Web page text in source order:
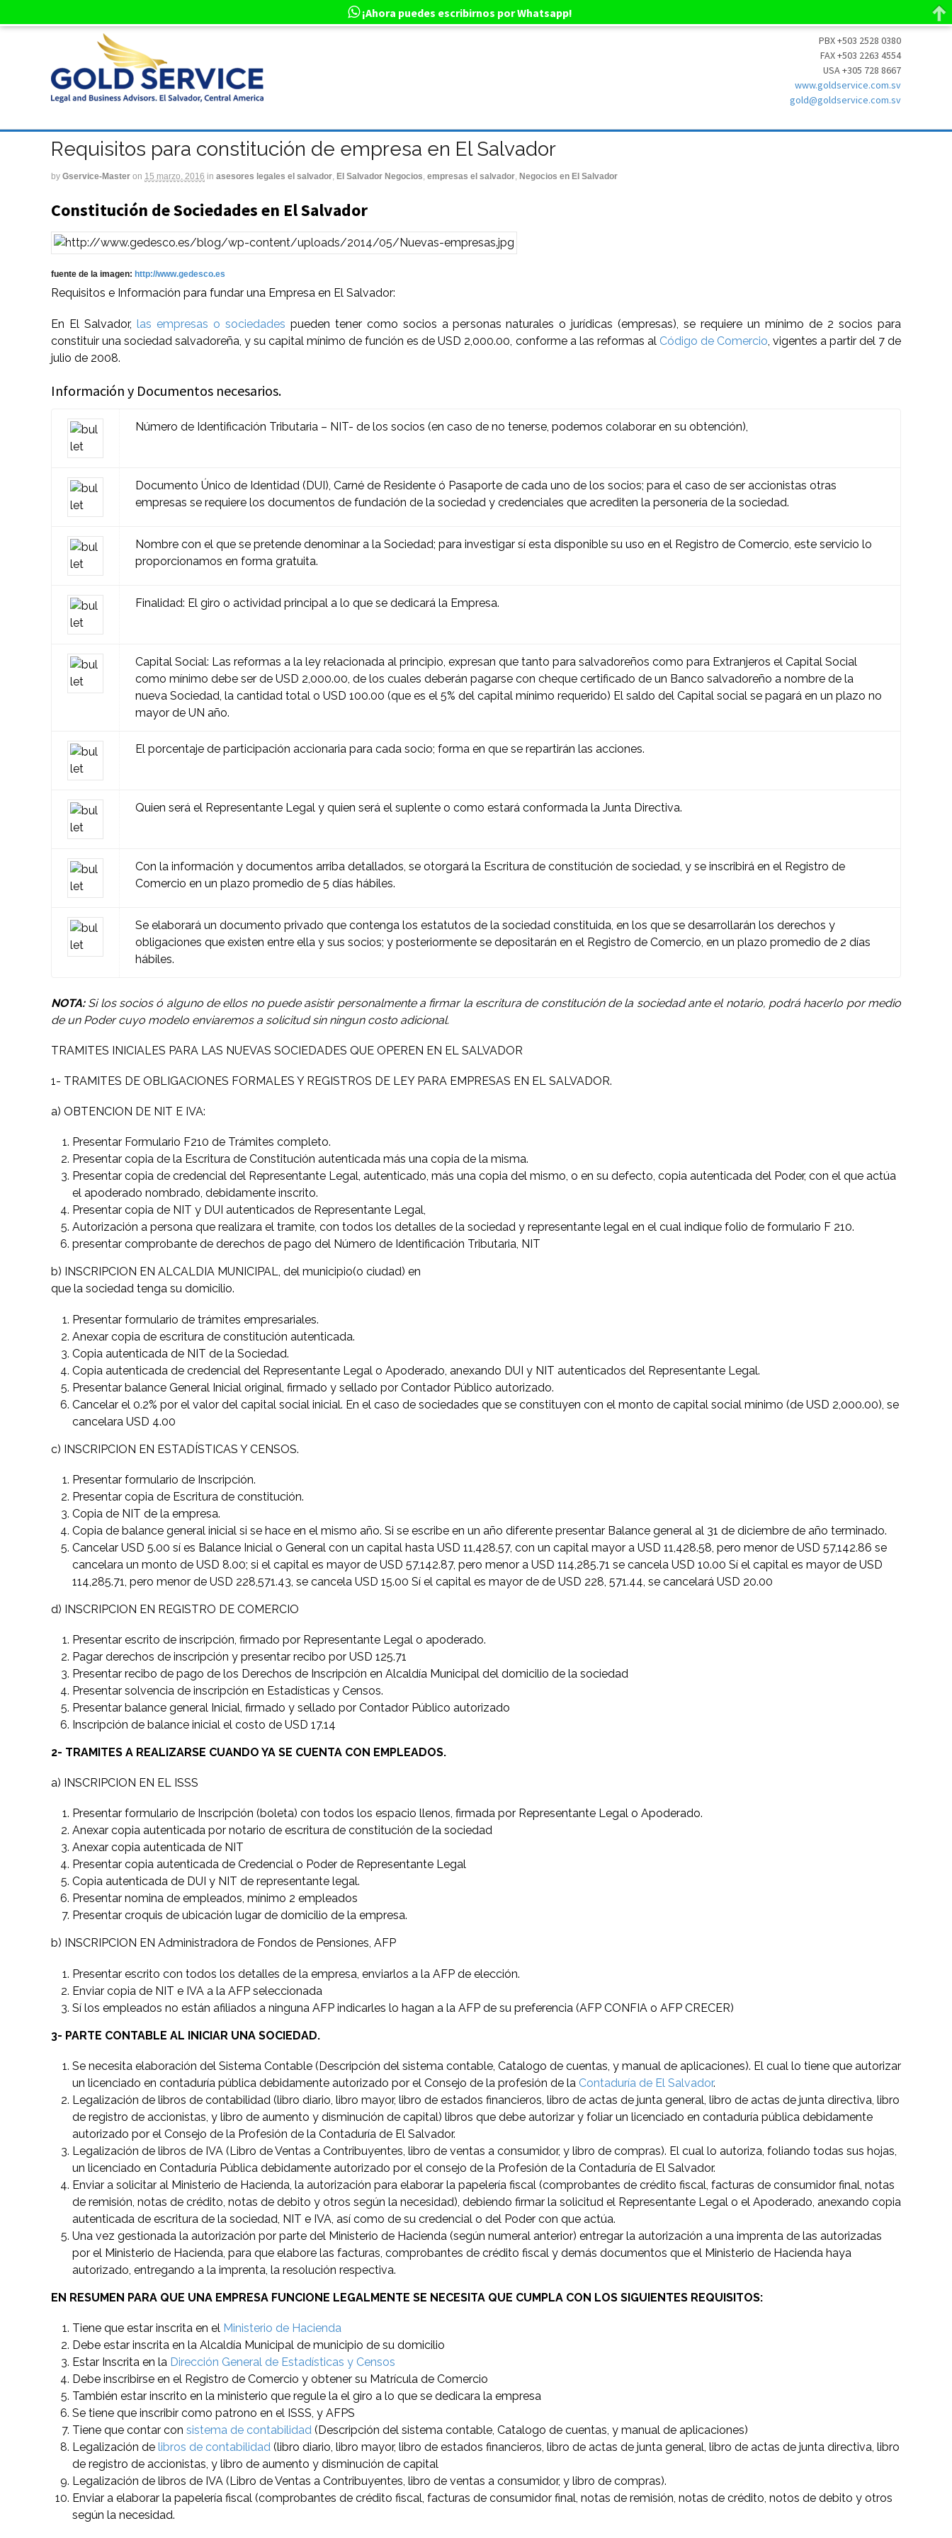
PBX +503 2528 0380
FAX +503 2263 4554
USA +305 728 8667
www.goldservice.com.sv
gold@goldservice.com.sv
Requisitos para constitución de empresa en El Salvador
by Gservice-Master on 15 marzo, 2016 in asesores legales el salvador El Salvador Negocios empresas el salvador Negocios en El Salvador
Constitución de Sociedades en El Salvador
fuente de la imagen: http://www.gedesco.es
Requisitos e Información para fundar una Empresa en El Salvador:
En El Salvador, las empresas o sociedades pueden tener como socios a personas naturales o jurídicas (empresas), se requiere un mínimo de 2 socios para
constituir una sociedad salvadoreña, y su capital mínimo de función es de USD 2,000.00, conforme a las reformas al Código de Comercio , vigentes a partir del 7 de
julio de 2008.
Información y Documentos necesarios.
Número de Identificación Tributaria – NIT- de los socios (en caso de no tenerse, podemos colaborar en su obtención),
Documento Único de Identidad (DUI), Carné de Residente ó Pasaporte de cada uno de los socios; para el caso de ser accionistas otras
empresas se requiere los documentos de fundación de la sociedad y credenciales que acrediten la personería de la sociedad.
Nombre con el que se pretende denominar a la Sociedad; para investigar sí esta disponible su uso en el Registro de Comercio, este servicio lo
proporcionamos en forma gratuita.
Finalidad: El giro o actividad principal a lo que se dedicará la Empresa.
Capital Social: Las reformas a la ley relacionada al principio, expresan que tanto para salvadoreños como para Extranjeros el Capital Social
como mínimo debe ser de USD 2,000.00, de los cuales deberán pagarse con cheque certificado de un Banco salvadoreño a nombre de la
nueva Sociedad, la cantidad total o USD 100.00 (que es el 5% del capital mínimo requerido) El saldo del Capital social se pagará en un plazo no
mayor de UN año.
El porcentaje de participación accionaria para cada socio; forma en que se repartirán las acciones.
Quien será el Representante Legal y quien será el suplente o como estará conformada la Junta Directiva.
Con la información y documentos arriba detallados, se otorgará la Escritura de constitución de sociedad, y se inscribirá en el Registro de
Comercio en un plazo promedio de 5 días hábiles.
Se elaborará un documento privado que contenga los estatutos de la sociedad constituida, en los que se desarrollarán los derechos y
obligaciones que existen entre ella y sus socios; y posteriormente se depositarán en el Registro de Comercio, en un plazo promedio de 2 días
hábiles.
NOTA: Si los socios ó alguno de ellos no puede asistir personalmente a firmar la escritura de constitución de la sociedad ante el notario, podrá hacerlo por medio
de un Poder cuyo modelo enviaremos a solicitud sin ningun costo adicional.
TRAMITES INICIALES PARA LAS NUEVAS SOCIEDADES QUE OPEREN EN EL SALVADOR
1- TRAMITES DE OBLIGACIONES FORMALES Y REGISTROS DE LEY PARA EMPRESAS EN EL SALVADOR.
a) OBTENCION DE NIT E IVA:
Presentar Formulario F210 de Trámites completo.
Presentar copia de la Escritura de Constitución autenticada más una copia de la misma.
Presentar copia de credencial del Representante Legal, autenticado, más una copia del mismo, o en su defecto, copia autenticada del Poder, con el que actúa
el apoderado nombrado, debidamente inscrito.
Presentar copia de NIT y DUI autenticados de Representante Legal,
Autorización a persona que realizara el tramite, con todos los detalles de la sociedad y representante legal en el cual indique folio de formulario F 210.
presentar comprobante de derechos de pago del Número de Identificación Tributaria, NIT
b) INSCRIPCION EN ALCALDIA MUNICIPAL, del municipio(o ciudad) en
que la sociedad tenga su domicilio.
Presentar formulario de trámites empresariales.
Anexar copia de escritura de constitución autenticada.
Copia autenticada de NIT de la Sociedad.
Copia autenticada de credencial del Representante Legal o Apoderado, anexando DUI y NIT autenticados del Representante Legal.
Presentar balance General Inicial original, firmado y sellado por Contador Público autorizado.
Cancelar el 0.2% por el valor del capital social inicial. En el caso de sociedades que se constituyen con el monto de capital social mínimo (de USD 2,000.00), se
cancelara USD 4.00
c) INSCRIPCION EN ESTADÍSTICAS Y CENSOS.
Presentar formulario de Inscripción.
Presentar copia de Escritura de constitución.
Copia de NIT de la empresa.
Copia de balance general inicial si se hace en el mismo año. Si se escribe en un año diferente presentar Balance general al 31 de diciembre de año terminado.
Cancelar USD 5.00 sí es Balance Inicial o General con un capital hasta USD 11,428.57, con un capital mayor a USD 11,428.58, pero menor de USD 57,142.86 se
cancelara un monto de USD 8.00; si el capital es mayor de USD 57,142.87, pero menor a USD 114,285.71 se cancela USD 10.00 Sí el capital es mayor de USD
114,285.71, pero menor de USD 228,571.43, se cancela USD 15.00 Sí el capital es mayor de de USD 228, 571.44, se cancelará USD 20.00
d) INSCRIPCION EN REGISTRO DE COMERCIO
Presentar escrito de inscripción, firmado por Representante Legal o apoderado.
Pagar derechos de inscripción y presentar recibo por USD 125.71
Presentar recibo de pago de los Derechos de Inscripción en Alcaldía Municipal del domicilio de la sociedad
Presentar solvencia de inscripción en Estadísticas y Censos.
Presentar balance general Inicial, firmado y sellado por Contador Público autorizado
Inscripción de balance inicial el costo de USD 17.14
2- TRAMITES A REALIZARSE CUANDO YA SE CUENTA CON EMPLEADOS.
a) INSCRIPCION EN EL ISSS
Presentar formulario de Inscripción (boleta) con todos los espacio llenos, firmada por Representante Legal o Apoderado.
Anexar copia autenticada por notario de escritura de constitución de la sociedad
Anexar copia autenticada de NIT
Presentar copia autenticada de Credencial o Poder de Representante Legal
Copia autenticada de DUI y NIT de representante legal.
Presentar nomina de empleados, mínimo 2 empleados
Presentar croquis de ubicación lugar de domicilio de la empresa.
b) INSCRIPCION EN Administradora de Fondos de Pensiones, AFP
Presentar escrito con todos los detalles de la empresa, enviarlos a la AFP de elección.
Enviar copia de NIT e IVA a la AFP seleccionada
Sí los empleados no están afiliados a ninguna AFP indicarles lo hagan a la AFP de su preferencia (AFP CONFIA o AFP CRECER)
3- PARTE CONTABLE AL INICIAR UNA SOCIEDAD.
Se necesita elaboración del Sistema Contable (Descripción del sistema contable, Catalogo de cuentas, y manual de aplicaciones). El cual lo tiene que autorizar
un licenciado en contaduría pública debidamente autorizado por el Consejo de la profesión de la Contaduría de El Salvador.
Legalización de libros de contabilidad (libro diario, libro mayor, libro de estados financieros, libro de actas de junta general, libro de actas de junta directiva, libro
de registro de accionistas, y libro de aumento y disminución de capital) libros que debe autorizar y foliar un licenciado en contaduría pública debidamente
autorizado por el Consejo de la Profesión de la Contaduría de El Salvador.
Legalización de libros de IVA (Libro de Ventas a Contribuyentes, libro de ventas a consumidor, y libro de compras). El cual lo autoriza, foliando todas sus hojas,
un licenciado en Contaduría Pública debidamente autorizado por el consejo de la Profesión de la Contaduría de El Salvador.
Enviar a solicitar al Ministerio de Hacienda, la autorización para elaborar la papelería fiscal (comprobantes de crédito fiscal, facturas de consumidor final, notas
de remisión, notas de crédito, notas de debito y otros según la necesidad), debiendo firmar la solicitud el Representante Legal o el Apoderado, anexando copia
autenticada de escritura de la sociedad, NIT e IVA, así como de su credencial o del Poder con que actúa.
Una vez gestionada la autorización por parte del Ministerio de Hacienda (según numeral anterior) entregar la autorización a una imprenta de las autorizadas
por el Ministerio de Hacienda, para que elabore las facturas, comprobantes de crédito fiscal y demás documentos que el Ministerio de Hacienda haya
autorizado, entregando a la imprenta, la resolución respectiva.
EN RESUMEN PARA QUE UNA EMPRESA FUNCIONE LEGALMENTE SE NECESITA QUE CUMPLA CON LOS SIGUIENTES REQUISITOS:
Tiene que estar inscrita en el Ministerio de Hacienda
Debe estar inscrita en la Alcaldía Municipal de municipio de su domicilio
Estar Inscrita en la Dirección General de Estadísticas y Censos
Debe inscribirse en el Registro de Comercio y obtener su Matrícula de Comercio
También estar inscrito en la ministerio que regule la el giro a lo que se dedicara la empresa
Se tiene que inscribir como patrono en el ISSS, y AFPS
Tiene que contar con sistema de contabilidad (Descripción del sistema contable, Catalogo de cuentas, y manual de aplicaciones)
Legalización de libros de contabilidad (libro diario, libro mayor, libro de estados financieros, libro de actas de junta general, libro de actas de junta directiva, libro
de registro de accionistas, y libro de aumento y disminución de capital
Legalización de libros de IVA (Libro de Ventas a Contribuyentes, libro de ventas a consumidor, y libro de compras).
Enviar a elaborar la papelería fiscal (comprobantes de crédito fiscal, facturas de consumidor final, notas de remisión, notas de crédito, notos de debito y otros
según la necesidad.
¡Ahora puedes escribirnos por Whatsapp!